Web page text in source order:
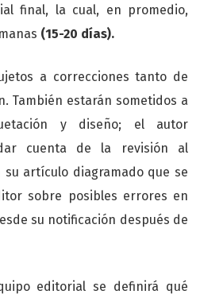
final, la cual, en promedio,
(15-20 días).
a correcciones tanto de
También estarán sometidos a
y diseño; el autor
cuenta de la revisión al
su artículo diagramado que se
sobre posibles errores en
su notificación después de
editorial se definirá qué